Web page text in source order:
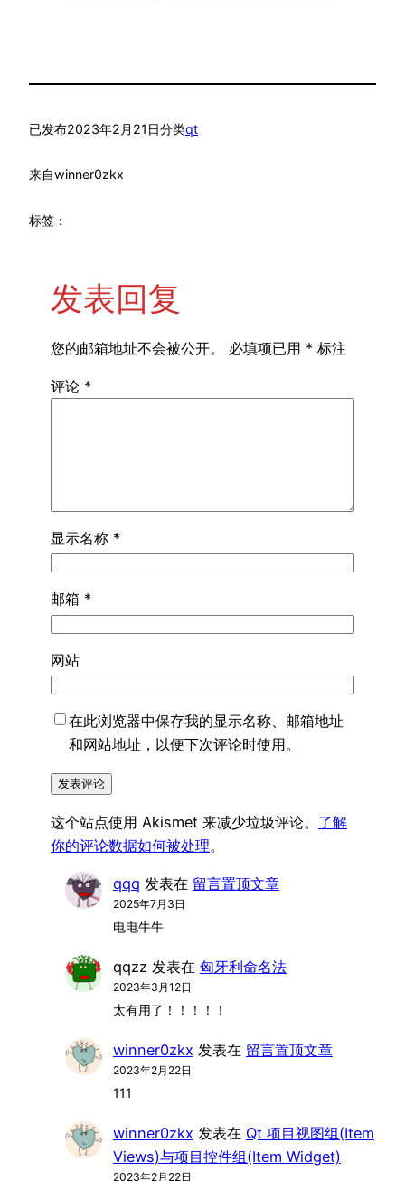
已发布2023年2月21日分类qt
来自winner0zkx
标签：
发表回复
您的邮箱地址不会被公开。 必填项已用 * 标注
评论 *
显示名称 *
邮箱 *
网站
在此浏览器中保存我的显示名称、邮箱地址
和网站地址，以便下次评论时使用。
这个站点使用 Akismet 来减少垃圾评论。 了解
你的评论数据如何被处理。
qqq 发表在 留言置顶文章
2025年7月3日
电电牛牛
qqzz 发表在 匈牙利命名法
2023年3月12日
太有用了！！！！！
winner0zkx 发表在 留言置顶文章
2023年2月22日
111
winner0zkx 发表在 Qt 项目视图组(Item
Views)与项目控件组(Item Widget)
2023年2月22日